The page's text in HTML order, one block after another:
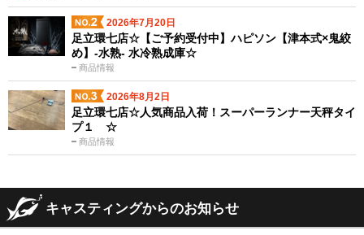
2026年7月20日
商品情報
足立環七店☆【ご予約受付中】ハピソン【津本式×鬼絞
め】-水熟- 水冷熟成庫☆
2026年8月2日
商品情報
足立環七店☆人気商品入荷！スーパーランナー天秤タイ
プ１ ☆
キャスティングからのお知らせ